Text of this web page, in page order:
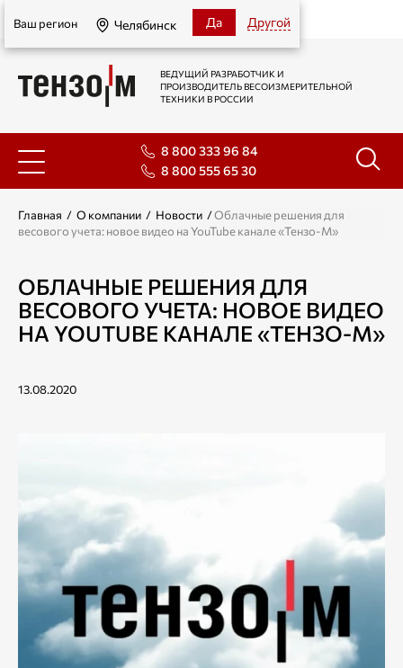
Челябинск
Ваш регион Челябинск Да Другой
ВЕДУЩИЙ РАЗРАБОТЧИК И
ПРОИЗВОДИТЕЛЬ ВЕСОИЗМЕРИТЕЛЬНОЙ
ТЕХНИКИ В РОССИИ
8 800 333 96 84
8 800 555 65 30
Главная / О компании / Новости /Облачные решения для
весового учета: новое видео на YouTube канале «Тензо-М»
ОБЛАЧНЫЕ РЕШЕНИЯ ДЛЯ
ВЕСОВОГО УЧЕТА: НОВОЕ ВИДЕО
НА YOUTUBE КАНАЛЕ «ТЕНЗО-М»
13.08.2020